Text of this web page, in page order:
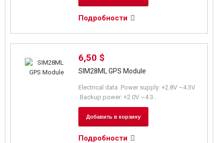
Подробности
6,50 $
SIM28ML GPS Module
Electrical data .Power supply: +2.8V ~4.3V
.Backup power: +2.0V ~4.3...
Добавить в корзину
Подробности